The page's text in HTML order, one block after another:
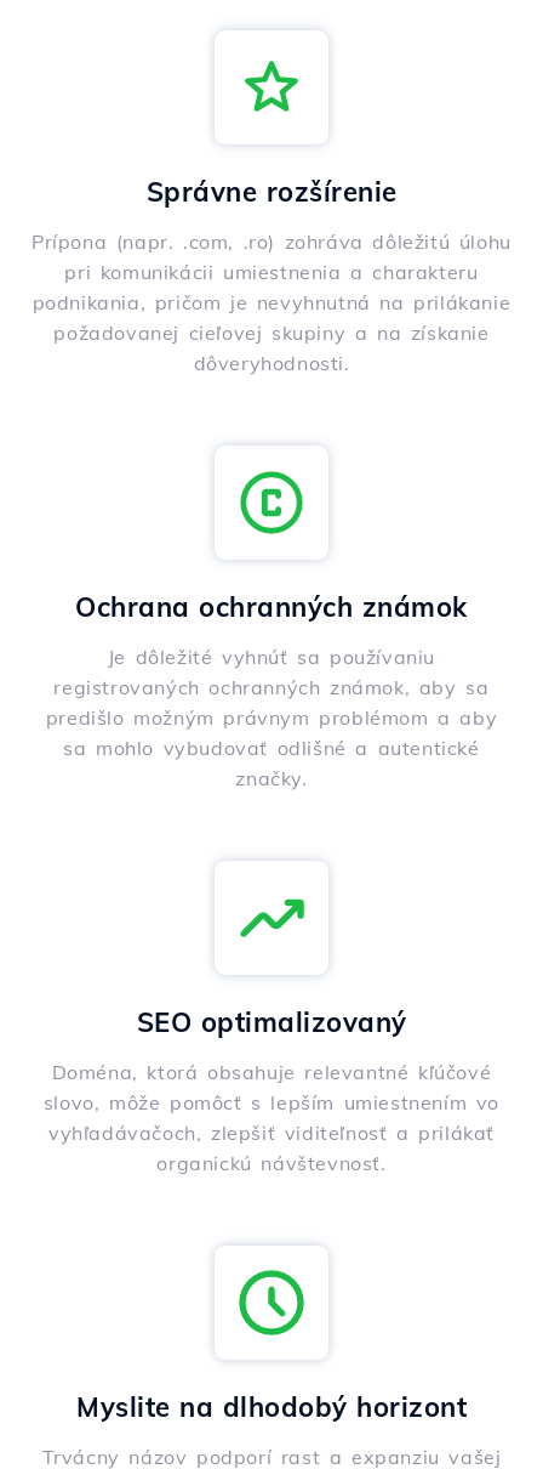
Správne rozšírenie
Prípona (napr. .com, .ro) zohráva dôležitú úlohu
pri komunikácii umiestnenia a charakteru
podnikania, pričom je nevyhnutná na prilákanie
požadovanej cieľovej skupiny a na získanie
dôveryhodnosti.
Ochrana ochranných známok
Je dôležité vyhnúť sa používaniu
registrovaných ochranných známok, aby sa
predišlo možným právnym problémom a aby
sa mohlo vybudovať odlišné a autentické
značky.
SEO optimalizovaný
Doména, ktorá obsahuje relevantné kľúčové
slovo, môže pomôcť s lepším umiestnením vo
vyhľadávačoch, zlepšiť viditeľnosť a prilákať
organickú návštevnosť.
Myslite na dlhodobý horizont
Trvácny názov podporí rast a expanziu vašej